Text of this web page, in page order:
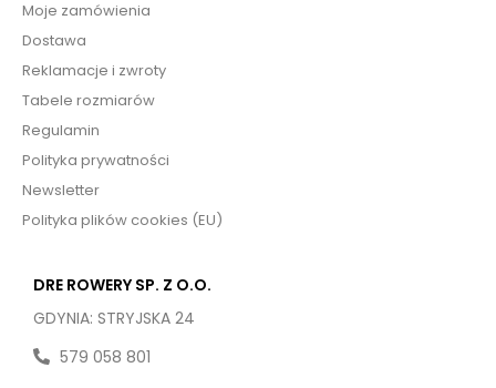
Moje zamówienia
Dostawa
Reklamacje i zwroty
Tabele rozmiarów
Regulamin
Polityka prywatności
Newsletter
Polityka plików cookies (EU)
DRE ROWERY SP. Z O.O.
GDYNIA: STRYJSKA 24
579 058 801